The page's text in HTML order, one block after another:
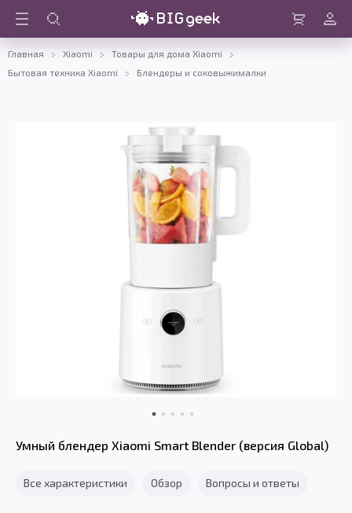
Войти
Главная Xiaomi
Товары для дома Xiaomi
Бытовая техника Xiaomi
Блендеры и соковыжималки
Умный блендер Xiaomi Smart Blender (версия Global)
Все характеристики Обзор Вопросы и ответы